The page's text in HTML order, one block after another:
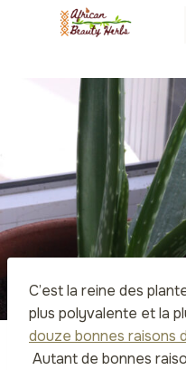
C’est la reine des
plus polyvalente et la
douze bonnes raisons
Autant de bonnes